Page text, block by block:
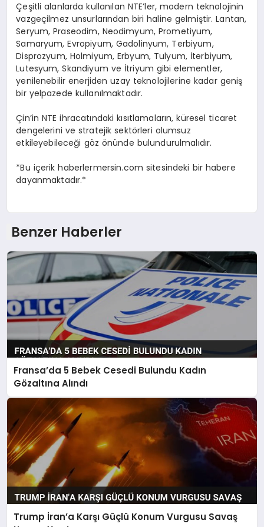
Çeşitli alanlarda kullanılan NTE’ler, modern teknolojinin
vazgeçilmez unsurlarından biri haline gelmiştir. Lantan,
Seryum, Praseodim, Neodimyum, Prometiyum,
Samaryum, Evropiyum, Gadolinyum, Terbiyum,
Disprozyum, Holmiyum, Erbyum, Tulyum, İterbiyum,
Lutesyum, Skandiyum ve İtriyum gibi elementler,
yenilenebilir enerjiden uzay teknolojilerine kadar geniş
bir yelpazede kullanılmaktadır.
Çin’in NTE ihracatındaki kısıtlamaların, küresel ticaret
dengelerini ve stratejik sektörleri olumsuz
etkileyebileceği göz önünde bulundurulmalıdır.
*Bu içerik haberlermersin.com sitesindeki bir habere
dayanmaktadır.*
Benzer Haberler
Fransa’da 5 Bebek Cesedi Bulundu Kadın
Gözaltına Alındı
Trump İran’a Karşı Güçlü Konum Vurgusu Savaş